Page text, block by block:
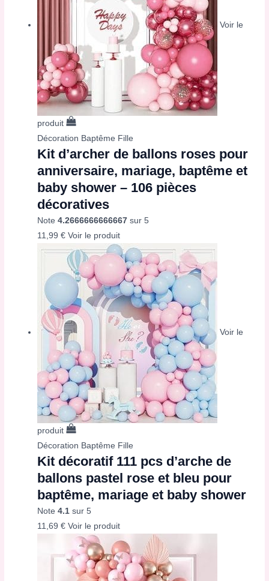
Voir le
produit
Décoration Baptême Fille
Kit d’archer de ballons roses pour
anniversaire, mariage, baptême et
baby shower – 106 pièces
décoratives
Note4.2666666666667 sur 5
11,99€ Voir le produit
Voir le
produit
Décoration Baptême Fille
Kit décoratif 111 pcs d’arche de
ballons pastel rose et bleu pour
baptême, mariage et baby shower
Note4.1 sur 5
11,69€ Voir le produit